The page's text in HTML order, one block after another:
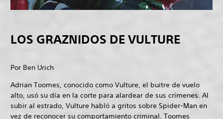
LOS GRAZNIDOS DE VULTURE
Por Ben Urich
Adrian Toomes, conocido como Vulture, el buitre de vuelo
alto, usó su día en la corte para alardear de sus crímenes. Al
subir al estrado, Vulture habló a gritos sobre Spider-Man en
vez de reconocer su comportamiento criminal. Toomes